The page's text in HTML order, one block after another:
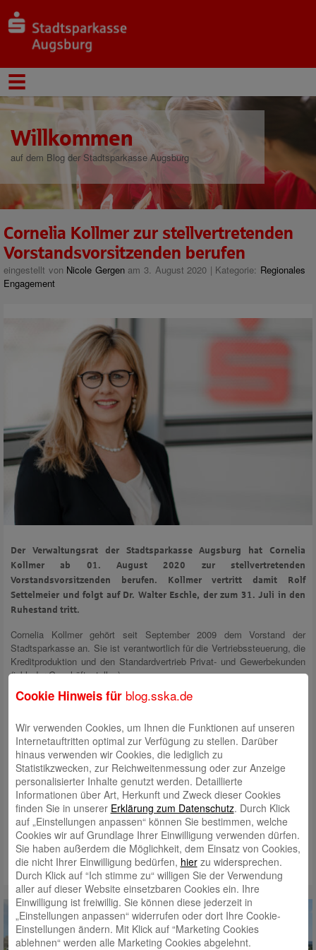
Willkommen
auf dem Blog der Stadtsparkasse Augsburg
Cornelia Kollmer zur stellvertretenden
Vorstandsvorsitzenden berufen
eingestellt von Nicole Gergenam 3. August 2020 | Kategorie: Regionales
Engagement
Der Verwaltungsrat der Stadtsparkasse Augsburg hat Cornelia
Kollmer ab 01. August 2020 zur stellvertretenden
Vorstandsvorsitzenden berufen. Kollmer vertritt damit Rolf
Settelmeier und folgt auf Dr. Walter Eschle, der zum 31. Juli in den
Ruhestand tritt.
Cornelia Kollmer gehört seit September 2009 dem Vorstand der
Stadtsparkasse an. Sie ist verantwortlich für die Vertriebssteuerung, die
Kreditproduktion und den Standardvertrieb Privat- und Gewerbekunden
(inkl. der Geschäftsstellen).
Mit der StiftergemeinschaftHAUS DER STIFTER
von MAX 23 als Beratungscenter inkl. Private Banking trägt maßgeblich
ihre Handschrift.
Mit der Berufung zur stellvertretenden Vorstandsvorsitzenden würdigt
der Verwaltungsrat die Tatkraft und den Mut, mit der Cornelia Kollmer
seit über 10 Jahren in der Stadtsparkasse wirkt. „Da kommt noch viel
mehr, die Digitalisierung bringt gerade im Privatkundenbereich weitere
Änderungen und für die Kunden komfortablere, sichere und schnellere
Anwendungen und Lösungen. Hier wird die Stadtsparkasse auch
weiterhin Vorreiter sein, darauf können Sie sich verlassen“, verspricht
Kollmer.
Cookie Hinweis für blog.sska.de
Wir verwenden Cookies, um Ihnen die Funktionen auf unseren
Internetauftritten optimal zur Verfügung zu stellen. Darüber
hinaus verwenden wir Cookies, die lediglich zu
Statistikzwecken, zur Reichweitenmessung oder zur Anzeige
personalisierter Inhalte genutzt werden. Detaillierte
Informationen über Art, Herkunft und Zweck dieser Cookies
finden Sie in unserer Erklärung zum Datenschutz. Durch Klick
auf „Einstellungen anpassen“ können Sie bestimmen, welche
Cookies wir auf Grundlage Ihrer Einwilligung verwenden dürfen.
Sie haben außerdem die Möglichkeit, dem Einsatz von Cookies,
die nicht Ihrer Einwilligung bedürfen, hierzu widersprechen.
Durch Klick auf “Ich stimme zu“ willigen Sie der Verwendung
aller auf dieser Website einsetzbaren Cookies ein. Ihre
Einwilligung ist freiwillig. Sie können diese jederzeit in
„Einstellungen anpassen“ widerrufen oder dort Ihre Cookie-
Einstellungen ändern. Mit Klick auf “Marketing Cookies
ablehnen“ werden alle Marketing Cookies abgelehnt.